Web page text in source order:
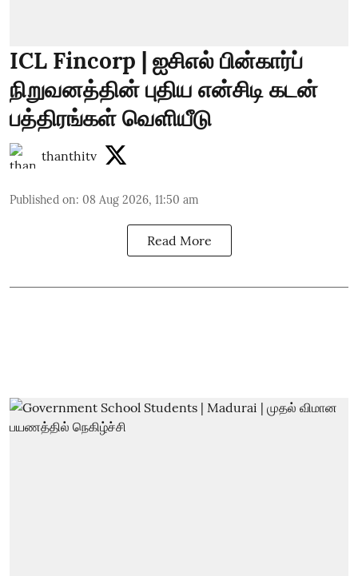
ICL Fincorp | ஐசிஎல் பின்கார்ப்
நிறுவனத்தின் புதிய என்சிடி கடன்
பத்திரங்கள் வெளியீடு
thanthitv
Published on: 08 Aug 2026, 11:50 am
Read More